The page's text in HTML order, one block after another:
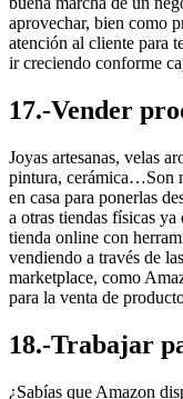
aprovechar, bien como
atención al cliente para
ir creciendo conforme
17.-Vender
Joyas artesanas, velas
pintura, cerámica…Son
en casa para ponerlas
a otras tiendas físicas
tienda online con
vendiendo a través de
marketplace, como
para la venta de
18.-Trabajar
¿Sabías que Amazon